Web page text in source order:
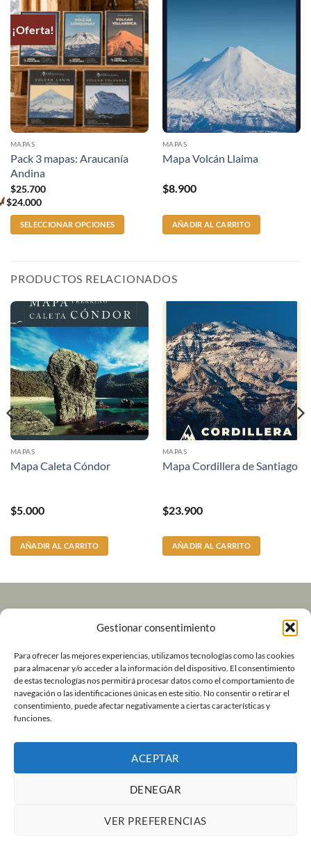
Gestionar consentimiento
Para ofrecer las mejores experiencias, utilizamos tecnologías como las cookies
para almacenar y/o acceder a la información del dispositivo. El consentimiento
de estas tecnologías nos permitirá procesar datos como el comportamiento de
navegación o las identificaciones únicas en este sitio. No consentir o retirar el
consentimiento, puede afectar negativamente a ciertas características y
funciones.
ACEPTAR
DENEGAR
VER PREFERENCIAS
¡Oferta!
MAPAS
Pack 3 mapas: Araucanía
Andina
$25.700
Premium
price
$24.000
SELECCIONAR OPCIONES
MAPAS
Mapa Volcán Llaima
$8.900
AÑADIR AL CARRITO
PRODUCTOS RELACIONADOS
MAPAS
Mapa Caleta Cóndor
$5.000
AÑADIR AL CARRITO
MAPAS
Mapa Cordillera de Santiago
$23.900
AÑADIR AL CARRITO
Política de Devoluciones y Garantía
Términos y Condiciones de Uso
Política de cookies (UE)
Visa MasterCard
Copyright 2026 ©Andeshandbook